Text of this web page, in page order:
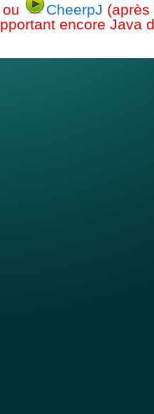
ou CheerpJ (après
encore Java